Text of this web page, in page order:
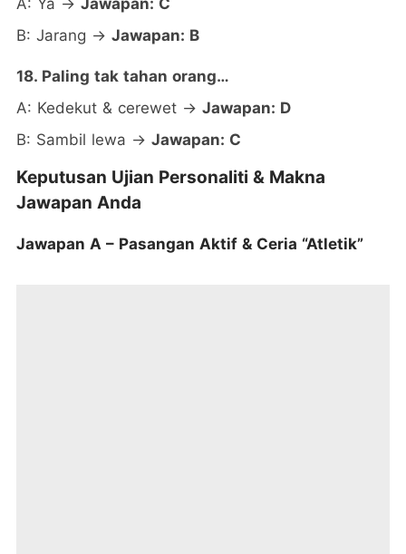
B: Jarang → Jawapan: B
18. Paling tak tahan orang…
A: Kedekut & cerewet → Jawapan: D
B: Sambil lewa → Jawapan: C
Keputusan Ujian Personaliti & Makna
Jawapan Anda
Jawapan A – Pasangan Aktif & Ceria “Atletik”